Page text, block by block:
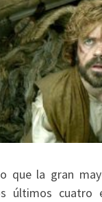
que la gran
últimos cuatro